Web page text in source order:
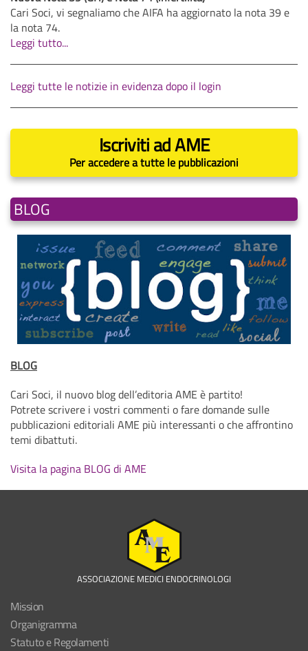
Cari Soci, vi segnaliamo che AIFA ha aggiornato la nota 39 e
la nota 74.
Leggi tutto...
Leggi tutte le notizie in evidenza dopo il login
Iscriviti ad AME
Per accedere a tutte le pubblicazioni
BLOG
BLOG
Cari Soci, il nuovo blog dell’editoria AME è partito!
Potrete scrivere i vostri commenti o fare domande sulle
pubblicazioni editoriali AME più interessanti o che affrontino
temi dibattuti.
Visita la pagina BLOG di AME
ASSOCIAZIONE MEDICI ENDOCRINOLOGI
Mission
Organigramma
Statuto e Regolamenti